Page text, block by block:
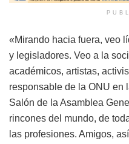
«Mirando hacia fuera, veo
y legisladores. Veo a la
académicos, artistas,
responsable de la ONU en
Salón de la Asamblea
rincones del mundo, de
las profesiones. Amigos,